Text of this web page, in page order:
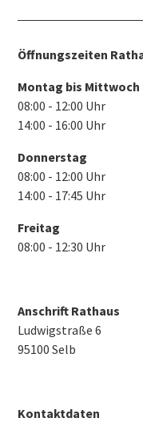
Öffnungszeiten
Montag bis Mittwoch
08:00 - 12:00 Uhr
14:00 - 16:00 Uhr
Donnerstag
08:00 - 12:00 Uhr
14:00 - 17:45 Uhr
Freitag
08:00 - 12:30 Uhr
Anschrift Rathaus
Ludwigstraße 6
95100 Selb
Kontaktdaten